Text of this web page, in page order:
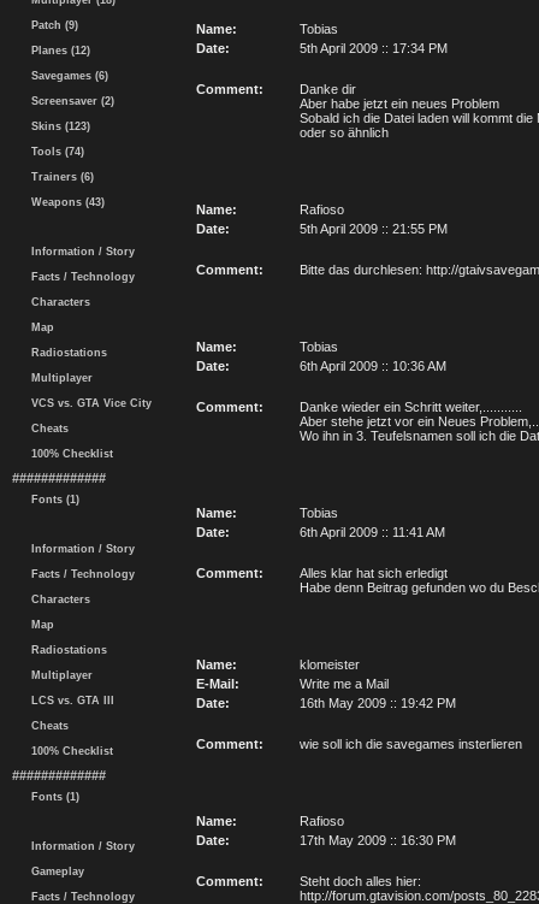
Patch (9)
Planes (12)
Savegames (6)
Screensaver (2)
Skins (123)
Tools (74)
Trainers (6)
Weapons (43)
Information / Story
Facts / Technology
Characters
Map
Radiostations
Multiplayer
VCS vs. GTA Vice City
Cheats
100% Checklist
#############
Fonts (1)
Information / Story
Facts / Technology
Characters
Map
Radiostations
Multiplayer
LCS vs. GTA III
Cheats
100% Checklist
#############
Fonts (1)
Information / Story
Gameplay
Facts / Technology
Name:
Tobias
Date:
5th April 2009 :: 17:34 PM
Comment:
Danke dir
Aber habe jetzt ein neues Problem
Sobald ich die Datei laden will kommt
oder so ähnlich
Name:
Rafioso
Date:
5th April 2009 :: 21:55 PM
Comment: Bitte das durchlesen: http://
Name:
Tobias
Date:
6th April 2009 :: 10:36 AM
Comment:
Danke wieder ein Schritt weiter,...........
Aber stehe jetzt vor ein Neues
Wo ihn in 3. Teufelsnamen soll ich die
Name:
Tobias
Date:
6th April 2009 :: 11:41 AM
Comment:
Alles klar hat sich erledigt
Habe denn Beitrag gefunden wo du
Name:
klomeister
E-Mail:
Write me a Mail
Date:
16th May 2009 :: 19:42 PM
Comment: wie soll ich die savegames insterlieren
Name:
Rafioso
Date:
17th May 2009 :: 16:30 PM
Comment:
Steht doch alles hier:
http://forum.gtavision.com/